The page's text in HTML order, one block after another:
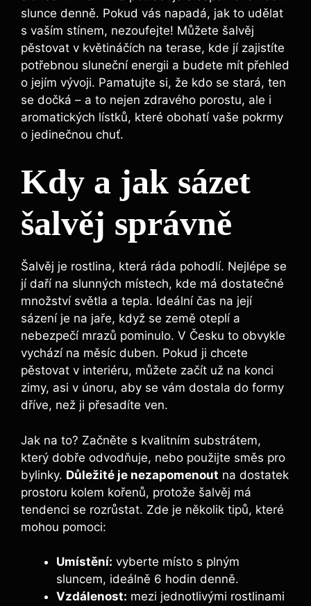
slunce denně. Pokud vás napadá, jak to udělat
s vaším stínem, nezoufejte! Můžete šalvěj
pěstovat v květináčích na terase, kde jí zajistíte
potřebnou sluneční energii a budete mít přehled
o jejím vývoji. Pamatujte si, že kdo se stará, ten
se dočká – a to nejen zdravého porostu, ale i
aromatických lístků, které obohatí vaše pokrmy
o jedinečnou chuť.
Kdy a jak sázet
šalvěj správně
Šalvěj je rostlina, která ráda pohodlí. Nejlépe se
jí daří na slunných místech, kde má dostatečné
množství světla a tepla. Ideální čas na její
sázení je na jaře, když se země oteplí a
nebezpečí mrazů pominulo. V Česku to obvykle
vychází na měsíc duben. Pokud ji chcete
pěstovat v interiéru, můžete začít už na konci
zimy, asi v únoru, aby se vám dostala do formy
dříve, než ji přesadíte ven.
Jak na to? Začněte s kvalitním substrátem,
který dobře odvodňuje, nebo použijte směs pro
bylinky. Důležité je nezapomenout na dostatek
prostoru kolem kořenů, protože šalvěj má
tendenci se rozrůstat. Zde je několik tipů, které
mohou pomoci:
Umístění: vyberte místo s plným
sluncem, ideálně 6 hodin denně.
Vzdálenost: mezi jednotlivými rostlinami